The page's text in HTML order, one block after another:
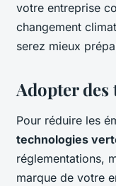
votre entreprise
changement
serez mieux
Adopter des
Pour réduire les
technologies
réglementations,
marque de votre